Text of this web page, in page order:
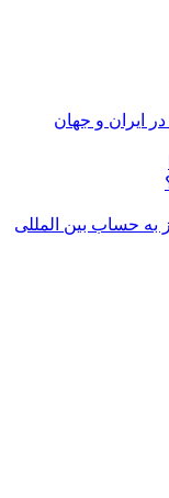
ایران و جهان
به حساب بین المللی